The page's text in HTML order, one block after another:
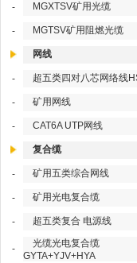
- MGXTSV矿用光缆
- MGTSV矿用阻燃光缆
网线
- 超五类四对八芯网络线
- 矿用网线
- CAT6A UTP网线
复合缆
- 矿用五类综合网线
- 矿用光电复合缆
- 超五类复合 电源线
-
光缆光电复合缆
GYTA+YJV+HYA